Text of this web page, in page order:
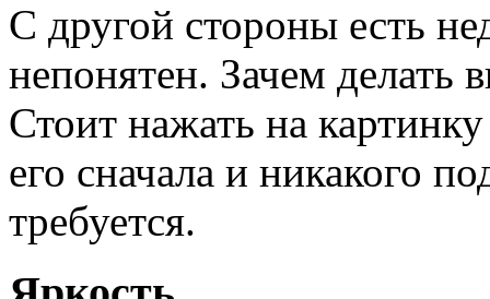
С другой стороны есть
непонятен. Зачем делать
Стоит нажать на
его сначала и никакого
требуется.